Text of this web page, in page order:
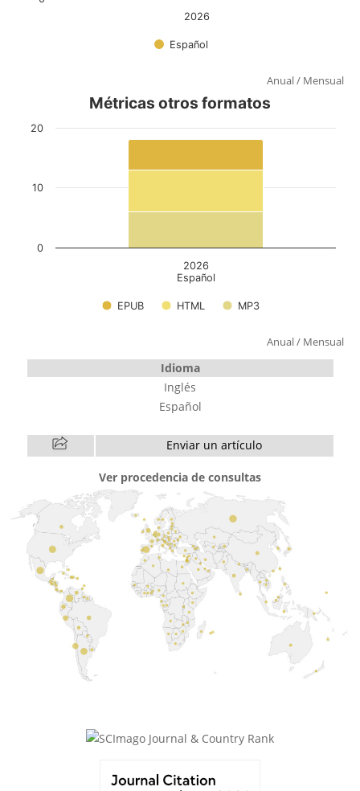
Anual/ Mensual
Anual/ Mensual
Idioma
Inglés
Español
Enviar un artículo
Ver procedencia de consultas